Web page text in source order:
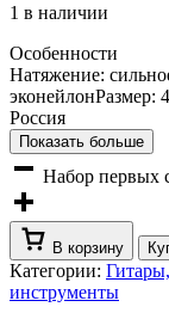
1 в наличии
Особенности
Натяжение:
эконейлонРазмер:
Россия
Показать больше
Набор первых
В корзину
Категории:
инструменты